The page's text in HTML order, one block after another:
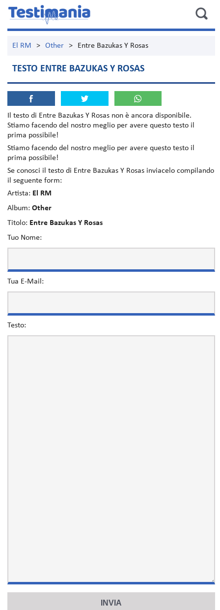
El RM > Other > Entre Bazukas Y Rosas
TESTO ENTRE BAZUKAS Y ROSAS
Il testo di Entre Bazukas Y Rosas non è ancora disponibile.
Stiamo facendo del nostro meglio per avere questo testo il
prima possibile!
Stiamo facendo del nostro meglio per avere questo testo il
prima possibile!
Se conosci il testo di Entre Bazukas Y Rosas inviacelo compilando
il seguente form:
Artista: El RM
Album: Other
Titolo: Entre Bazukas Y Rosas
Tuo Nome:
Tua E-Mail:
Testo: